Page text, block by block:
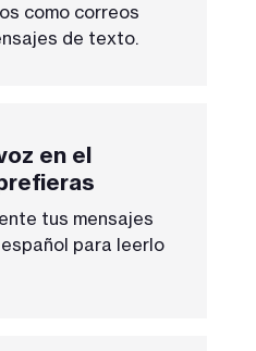
como correos
de texto.
en el
tus mensajes
para leerlo